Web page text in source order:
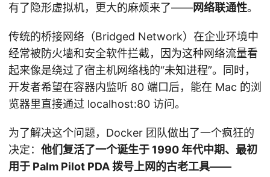
有了隐形虚拟机，更大的麻烦来了——网络联通性。
传统的桥接网络（Bridged Network）在企业环境中
经常被防火墙和安全软件拦截，因为这种网络流量看
起来像是绕过了宿主机网络栈的“未知进程”。同时，
开发者希望在容器内监听 80 端口后，能在 Mac 的浏
览器里直接通过 localhost:80 访问。
为了解决这个问题，Docker 团队做出了一个疯狂的
决定： 他们复活了一个诞生于 1990 年代中期、最初
用于 Palm Pilot PDA 拨号上网的古老工具——